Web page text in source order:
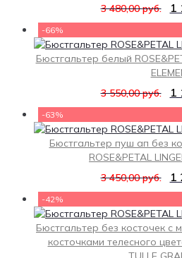
3 480,00руб. 1
-66%
Бюстгальтер белый
3 550,00руб. 1
-63%
Бюстгальтер пуш ап без
ROSE&PETAL
3 450,00руб. 1
-42%
Бюстгальтер без косточек с
косточками телесного